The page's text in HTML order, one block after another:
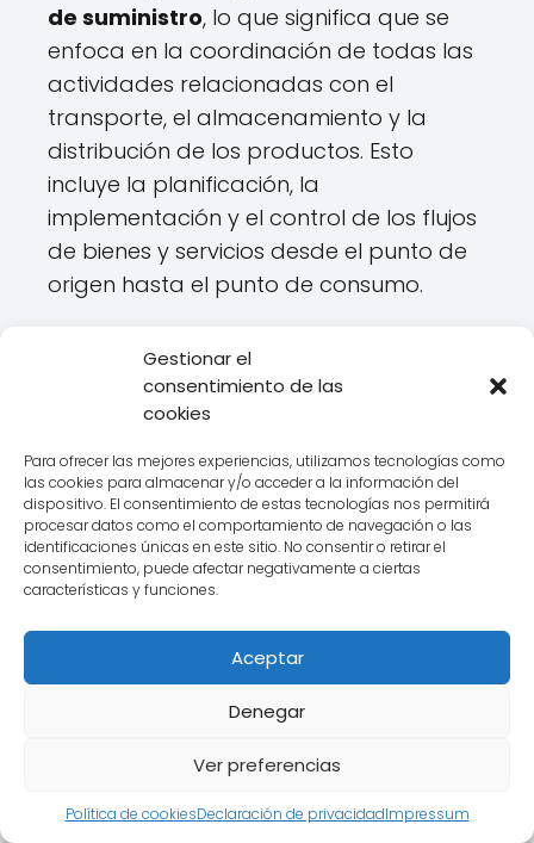
Gestionar el
consentimiento de las
cookies
Para ofrecer las mejores experiencias, utilizamos tecnologías como
las cookies para almacenar y/o acceder a la información del
dispositivo. El consentimiento de estas tecnologías nos permitirá
procesar datos como el comportamiento de navegación o las
identificaciones únicas en este sitio. No consentir o retirar el
consentimiento, puede afectar negativamente a ciertas
características y funciones.
Aceptar
Denegar
Ver preferencias
Política de cookiesDeclaración de privacidadImpressum
de suministro, lo que significa que se
enfoca en la coordinación de todas las
actividades relacionadas con el
transporte, el almacenamiento y la
distribución de los productos. Esto
incluye la planificación, la
implementación y el control de los flujos
de bienes y servicios desde el punto de
origen hasta el punto de consumo.
de suministro es esencial para
garantizar la satisfacción del cliente
monitorear la calidad y la eficiencia de
sus operaciones y detectar problemas
antes de que se conviertan en mayores.
En el contexto del transporte, esto
implica la utilización de tecnologías
rastrear la ubicación de los vehículos y
la carga en tiempo real, así como
identificar patrones y tendencias en el
rendimiento de la empresa.